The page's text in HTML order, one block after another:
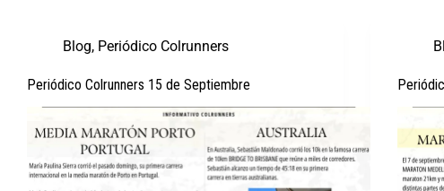
Blog, Periódico Colrunners
Periódico Colrunners 15 de Septiembre